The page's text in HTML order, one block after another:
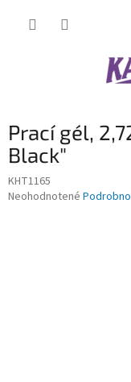
Prací gél,
Black"
KHT1165
Priemerné
Neohodnotené